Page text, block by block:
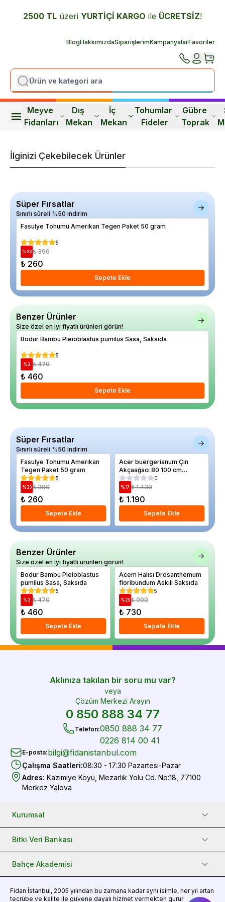
2500 TL üzeri YURTİÇİ KARGO ile ÜCRETSİZ!
BlogHakkımızdaSiparişlerimKampanyalarFavoriler
Meyve
Fidanları
Dış
Mekan
İç
Mekan
Tohumlar
Fideler
Gübre
Toprak
İlginizi Çekebilecek Ürünler
Süper Fırsatlar
Sınırlı süreli %50 indirim
Fasulye Tohumu Amerikan Tegen Paket 50 gram
5
%33 ₺ 390
₺ 260
Sepete Ekle
Benzer Ürünler
Size özel en iyi fiyatlı ürünleri görün!
Bodur Bambu Pleioblastus pumilus Sasa, Saksıda
5
%2 ₺ 470
₺ 460
Sepete Ekle
Süper Fırsatlar
Sınırlı süreli %50 indirim
Fasulye Tohumu Amerikan
Tegen Paket 50 gram
5
%33 ₺ 390
₺ 260
Sepete Ekle
Acer buergerianum Çin
Akçaağacı 80 100 cm
Saksıda
0
%17 ₺ 1.430
₺ 1.190
Sepete Ekle
Benzer Ürünler
Size özel en iyi fiyatlı ürünleri görün!
Bodur Bambu Pleioblastus
pumilus Sasa, Saksıda
5
%2 ₺ 470
₺ 460
Sepete Ekle
Acem Halısı Drosanthemum
floribundum Askılı Saksıda
5
%26 ₺ 990
₺ 730
Sepete Ekle
Aklınıza takılan bir soru mu var?
veya
Çözüm Merkezi Arayın
0 850 888 34 77
Telefon:0850 888 34 77
0226 814 00 41
E-posta:bilgi@fidanistanbul.com
Çalışma Saatleri:08:30 - 17:30 Pazartesi-Pazar
Adres: Kazımiye Köyü, Mezarlık Yolu Cd. No:18, 77100
Merkez Yalova
Kurumsal
Bitki Veri Bankası
Bahçe Akademisi
Fidan İstanbul, 2005 yılından bu zamana kadar aynı isimle, her yıl artan
tecrübe ve kalite ile güvene dayalı hizmet vermekten gurur